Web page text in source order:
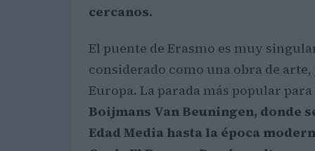
cercanos.
El puente de Erasmo es muy
considerado como una obra de
Europa. La parada más popular
Boijmans Van Beuningen, donde
Edad Media hasta la época